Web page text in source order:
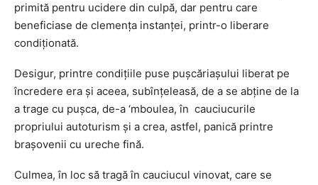
primită pentru ucidere din culpă, dar pentru care
beneficiase de clemența instanței, printr-o liberare
condiționată.
Desigur, printre condițiile puse pușcăriașului liberat pe
încredere era și aceea, subînțeleasă, de a se abține de la
a trage cu puşca, de-a ‘mboulea, în cauciucurile
propriului autoturism și a crea, astfel, panică printre
brașovenii cu ureche fină.
Culmea, în loc să tragă în cauciucul vinovat, care se